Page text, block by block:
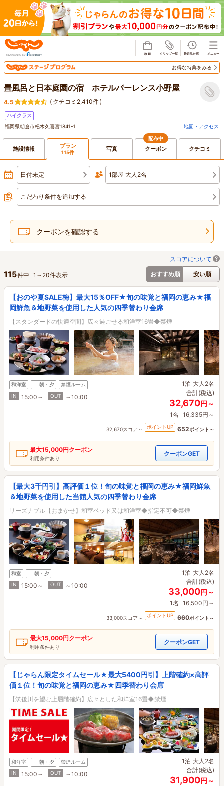
お得な特典をみる
畳風呂と日本庭園の宿 ホテルパーレンス小野屋
4.5 ( クチコミ2,410件)
ハイクラス
福岡県朝倉市杷木久喜宮1841-1
地図・アクセス
施設情報 プラン
115件 写真
配布中
クーポン クチコミ
日付未定 1部屋 大人2名
こだわり条件を追加する
クーポンを確認する
スコアについて
おすすめ順
安い順
115件中 1 ～ 20件表示
【おのや夏SALE梅】最大15％OFF★旬の味覚と福岡の恵み★福
岡鮮魚＆地野菜を使用した人気の四季替わり会席
【スタンダードの快適空間】広々過ごせる和洋室16畳◆禁煙
和洋室 朝・夕
禁煙ルーム
IN
15:00～ OUT ～10:00
1泊 大人2名
合計(税込)
32,670円～
1名 16,335円～
32,670スコア～ ポイントUP 652ポイント～
最大15,000円クーポン
利用条件あり
クーポンGET
【最大3千円引】高評価１位！旬の味覚と福岡の恵み★福岡鮮魚
＆地野菜を使用した当館人気の四季替わり会席
リーズナブル【おまかせ】和室ベッド又は和洋室◆指定不可◆禁煙
和室
朝・夕
IN
15:00～ OUT ～10:00
1泊 大人2名
合計(税込)
33,000円～
1名 16,500円～
33,000スコア～ ポイントUP 660ポイント～
最大15,000円クーポン
利用条件あり
クーポンGET
【じゃらん限定タイムセール★最大5400円引】上階確約×高評
価１位！旬の味覚と福岡の恵み★四季替わり会席
【筑後川を望む上層階確約】広々とした和洋室16畳◆禁煙
和洋室 朝・夕
禁煙ルーム
IN
15:00～ OUT ～10:00
1泊 大人2名
合計(税込)
31,900円～